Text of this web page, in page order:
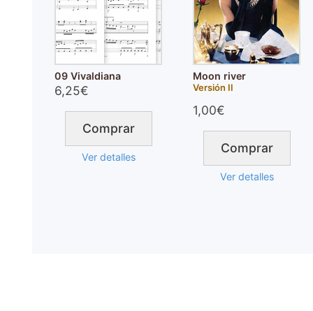
09 Vivaldiana
6,25€
Comprar
Ver detalles
Moon river
Versión II
1,00€
Comprar
Ver detalles